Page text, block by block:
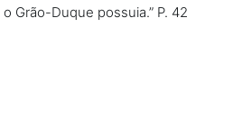
Grão-Duque possuia.” P. 42